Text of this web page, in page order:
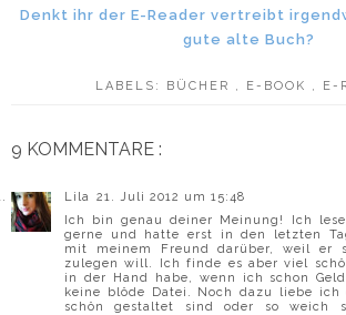
Denkt ihr der E-Reader vertreibt
gute alte Buch?
LABELS: BÜCHER , E-BOOK , E-
9 KOMMENTARE :
Lila 21. Juli 2012 um 15:48
Ich bin genau deiner Meinung! Ich
gerne und hatte erst in den letzten
mit meinem Freund darüber, weil er
zulegen will. Ich finde es aber viel
in der Hand habe, wenn ich schon
keine blöde Datei. Noch dazu liebe ich
schön gestaltet sind oder so weich